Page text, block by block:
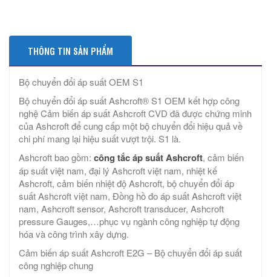
THÔNG TIN SẢN PHẨM
Bộ chuyển đổi áp suất OEM S1
Bộ chuyển đổi áp suất Ashcroft® S1 OEM kết hợp công
nghệ Cảm biến áp suất Ashcroft CVD đã được chứng minh
của Ashcroft để cung cấp một bộ chuyển đổi hiệu quả về
chi phí mang lại hiệu suất vượt trội. S1 là.
Ashcroft bao gồm: công tắc áp suất Ashcroft, cảm biến
áp suất việt nam, đại lý Ashcroft việt nam, nhiệt kế
Ashcroft, cảm biến nhiệt độ Ashcroft, bộ chuyển đổi áp
suất Ashcroft việt nam, Đồng hồ đo áp suất Ashcroft việt
nam, Ashcroft sensor, Ashcroft transducer, Ashcroft
pressure Gauges,…phục vụ ngành công nghiệp tự động
hóa và công trình xây dựng.
Cảm biến áp suất Ashcroft E2G – Bộ chuyển đổi áp suất
công nghiệp chung